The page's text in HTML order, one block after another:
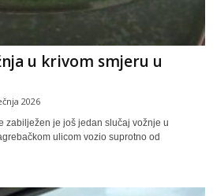
u krivom smjeru u
2026
zabilježen je još jedan slučaj vožnje u
ulicom vozio suprotno od